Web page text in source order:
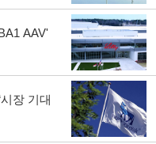
AAV'
장 기대